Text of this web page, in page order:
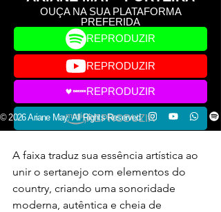
A faixa traduz sua essência artística ao
unir o sertanejo com elementos do
country, criando uma sonoridade
moderna, autêntica e cheia de